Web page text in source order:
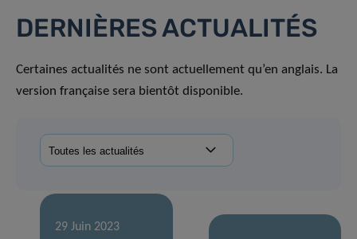
DERNIÈRES ACTUALITÉS
Certaines actualités ne sont actuellement qu’en anglais. La
version française sera bientôt disponible.
29 Juin 2023